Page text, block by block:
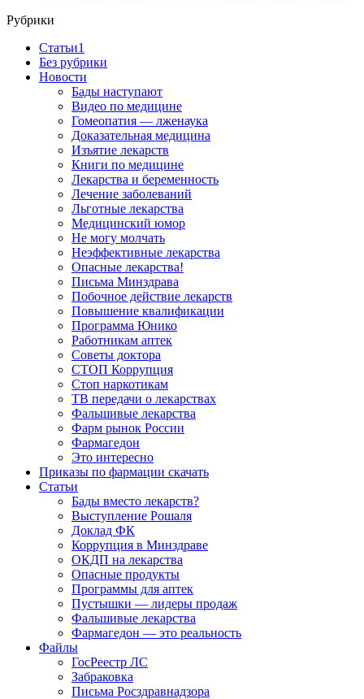
Рубрики
Cтатьи1
Без рубрики
Новости
Бады наступают
Видео по медицине
Гомеопатия — лженаука
Доказательная медицина
Изъятие лекарств
Книги по медицине
Лекарства и беременность
Лечение заболеваний
Льготные лекарства
Медицинский юмор
Не могу молчать
Неэффективные лекарства
Опасные лекарства!
Письма Минздрава
Побочное действие лекарств
Повышение квалификации
Программа Юнико
Работникам аптек
Советы доктора
СТОП Коррупция
Стоп наркотикам
ТВ передачи о лекарствах
Фальшивые лекарства
Фарм рынок России
Фармагедон
Это интересно
Приказы по фармации скачать
Статьи
Бады вместо лекарств?
Выступление Рошаля
Доклад ФК
Коррупция в Минздраве
ОКДП на лекарства
Опасные продукты
Программы для аптек
Пустышки — лидеры продаж
Фальшивые лекарства
Фармагедон — это реальность
Файлы
ГосРеестр ЛС
Забраковка
Письма Росздравнадзора